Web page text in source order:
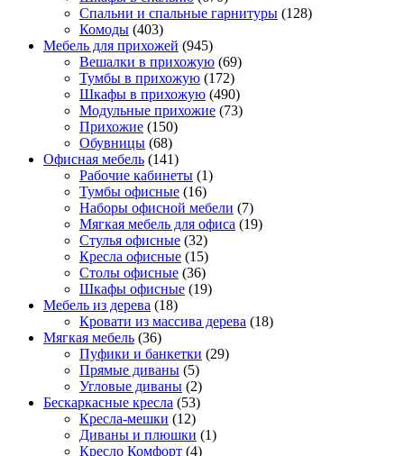
Спальни и спальные гарнитуры (128)
Комоды (403)
Мебель для прихожей (945)
Вешалки в прихожую (69)
Тумбы в прихожую (172)
Шкафы в прихожую (490)
Модульные прихожие (73)
Прихожие (150)
Обувницы (68)
Офисная мебель (141)
Рабочие кабинеты (1)
Тумбы офисные (16)
Наборы офисной мебели (7)
Мягкая мебель для офиса (19)
Стулья офисные (32)
Кресла офисные (15)
Столы офисные (36)
Шкафы офисные (19)
Мебель из дерева (18)
Кровати из массива дерева (18)
Мягкая мебель (36)
Пуфики и банкетки (29)
Прямые диваны (5)
Угловые диваны (2)
Бескаркасные кресла (53)
Кресла-мешки (12)
Диваны и плюшки (1)
Кресло Комфорт (4)